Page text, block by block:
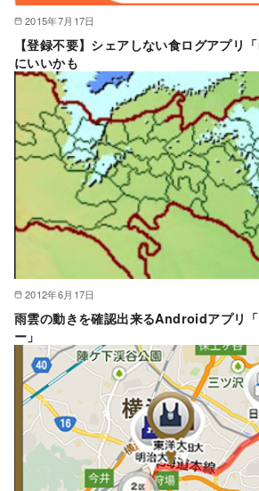
2015年7月17日
【登録不要】シェアしない食ログアプリ
にいいかも
2012年6月17日
雨雲の動きを確認出来るAndroidアプリ
ー」